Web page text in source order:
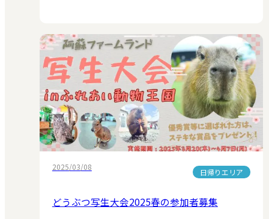
2025/03/08
日帰りエリア
どうぶつ写生大会2025春の参加者募集